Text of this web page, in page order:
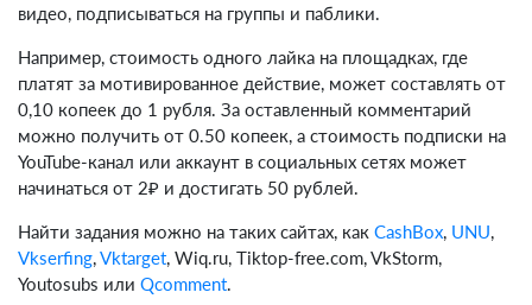
видео, подписываться на группы и паблики.
Например, стоимость одного лайка на площадках, где
платят за мотивированное действие, может составлять от
0,10 копеек до 1 рубля. За оставленный комментарий
можно получить от 0.50 копеек, а стоимость подписки на
YouTube-канал или аккаунт в социальных сетях может
начинаться от 2₽ и достигать 50 рублей.
Найти задания можно на таких сайтах, как CashBox, UNU,
Vkserfing,Vktarget, Wiq.ru, Tiktop-free.com, VkStorm,
Youtosubs или Qcomment.